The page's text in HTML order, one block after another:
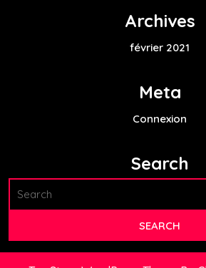
Archives
février 2021
Meta
Connexion
Search